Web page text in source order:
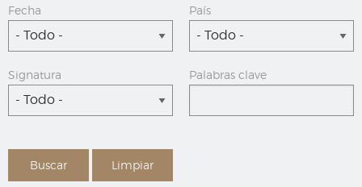
Fecha
- Todo -
País
- Todo -
Signatura
- Todo -
Palabras clave